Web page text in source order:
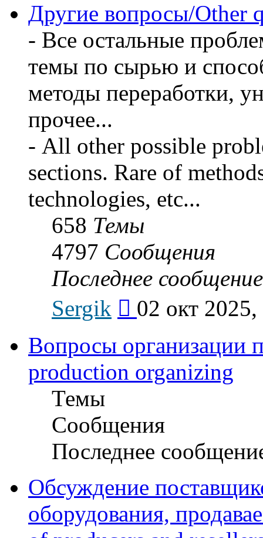
Другие вопросы/Other
- Все остальные
темы по сырью и
методы переработки,
прочее...
- All other possible
sections. Rare of
technologies, etc...
658 Темы
4797 Сообщения
Последнее сообщение
Sergik
последнему
02 окт
Вопросы организации
production organizing
Темы
Сообщения
Последнее
Обсуждение
оборудования,